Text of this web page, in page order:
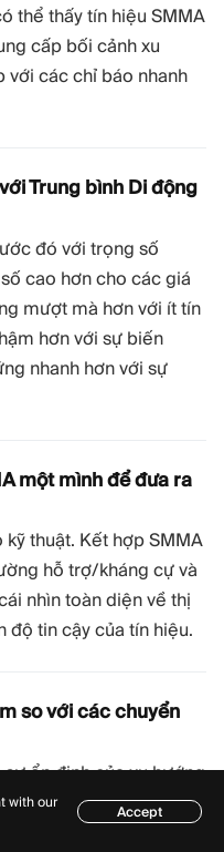
thể thấy tín hiệu SMMA
cấp bối cảnh xu
với các chỉ báo nhanh
Trung bình Di động
đó với trọng số
cao hơn cho các giá
mượt mà hơn với ít tín
hơn với sự biến
nhanh hơn với sự
một mình để đưa ra
thuật. Kết hợp SMMA
hỗ trợ/kháng cự và
nhìn toàn diện về thị
độ tin cậy của tín hiệu.
so với các chuyển
ổn định của xu hướng
là có chủ đích để lọc
tín hiệu giả. Sự thỏa
with our
Accept